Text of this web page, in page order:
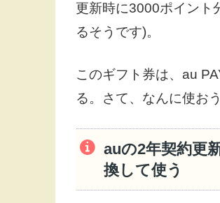
更新時に3000ポイント
るそうです)。
このギフト券は、au
る。さて、なんに使お
auの2年契約更
換して使う